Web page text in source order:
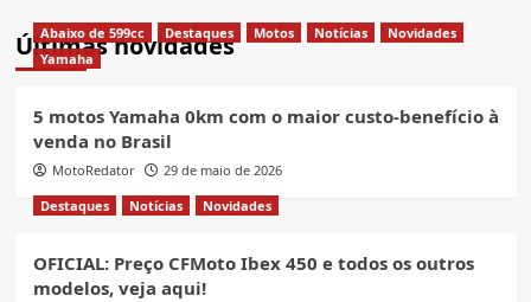
Últimas novidades
Abaixo de 599cc Destaques Motos Notícias
Novidades
Yamaha
5 motos Yamaha 0km com o maior custo-benefício à
venda no Brasil
MotoRedator
29 de maio de 2026
Destaques
Notícias Novidades
OFICIAL: Preço CFMoto Ibex 450 e todos os outros
modelos, veja aqui!